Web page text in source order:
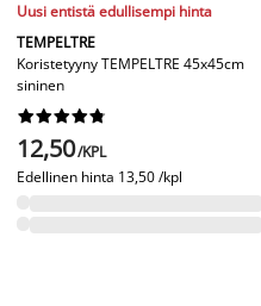
Uusi entistä edullisempi hinta
TEMPELTRE
Koristetyyny TEMPELTRE 45x45cm
sininen






12,50/KPL
Edellinen hinta 13,50 /kpl